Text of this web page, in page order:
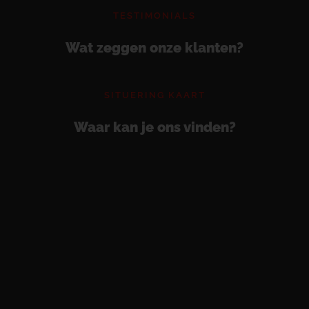
TESTIMONIALS
Wat zeggen onze klanten?
SITUERING KAART
Waar kan je ons vinden?